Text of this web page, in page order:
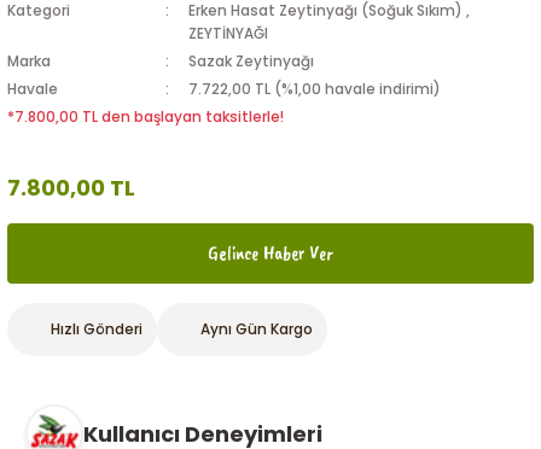
Kategori Erken Hasat Zeytinyağı (Soğuk Sıkım) ,
ZEYTİNYAĞI
Marka
Sazak Zeytinyağı
Havale
7.722,00 TL (%1,00 havale indirimi)
*7.800,00 TL den başlayan taksitlerle!
7.800,00 TL
Gelince Haber Ver
Hızlı Gönderi Aynı Gün Kargo
Kullanıcı Deneyimleri